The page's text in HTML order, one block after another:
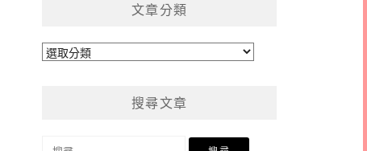
文章分類
文
搜尋文章